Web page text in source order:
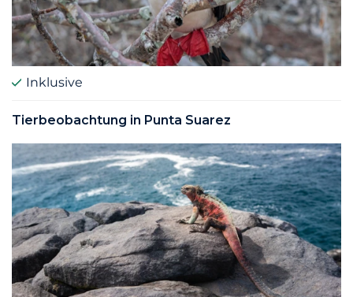
Inklusive
Tierbeobachtung in Punta Suarez